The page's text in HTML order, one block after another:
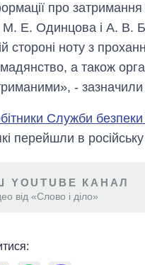
про
М. Е. Одинцова і А. В.
стороні ноту з
а також
-
Служби
перейшли в
КАНАЛ
від «Слово і діло»